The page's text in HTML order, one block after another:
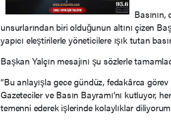
unsurlarından biri olduğunun altını çizen
yapıcı eleştirilerle yöneticilere ışık tutan
Başkan Yalçın mesajını şu sözlerle
“Bu anlayışla gece gündüz, fedakârca
Gazeteciler ve Basın Bayramı’nı kutluyor,
temenni ederek işlerinde kolaylıklar